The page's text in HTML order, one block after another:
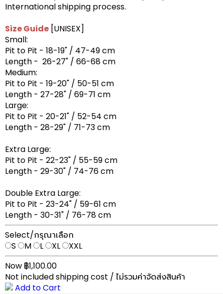
International shipping process.
Size Guide [UNISEX]
Small:
Pit to Pit - 18-19" / 47-49 cm
Length - 26-27" / 66-68 cm
Medium:
Pit to Pit - 19-20" / 50-51 cm
Length - 27-28" / 69-71 cm
Large:
Pit to Pit - 20-21" / 52-54 cm
Length - 28-29" / 71-73 cm
Extra Large:
Pit to Pit - 22-23" / 55-59 cm
Length - 29-30" / 74-76 cm
Double Extra Large:
Pit to Pit - 23-24" / 59-61 cm
Length - 30-31" / 76-78 cm
Select/กรุณาเลือก
S
M L XL
XXL
Now ฿1,100.00
Not included shipping cost / ไม่รวมค่าจัดส่งสินค้า
Add to Cart